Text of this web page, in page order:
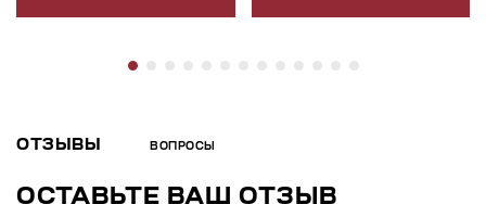
ОТЗЫВЫ ВОПРОСЫ
ОСТАВЬТЕ ВАШ ОТЗЫВ